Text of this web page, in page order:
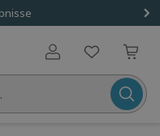
Benutzerkonto